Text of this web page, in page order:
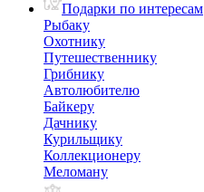
Подарки по интересам
Рыбаку
Охотнику
Путешественнику
Грибнику
Автолюбителю
Байкеру
Дачнику
Курильщику
Коллекционеру
Меломану